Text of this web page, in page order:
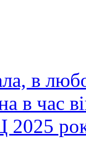
в
в час
2025